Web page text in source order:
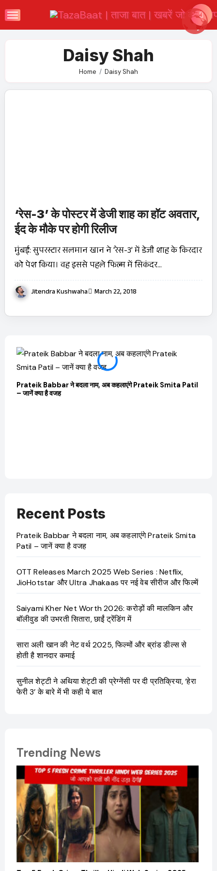
to
Daisy Shah
Home Daisy Shah
‘रेस-3’के पोस्टर में डेजी शाह का हॉट अवतार,
ईद के मौके पर होगी रिलीज
मुंबई: सुपरस्टार सलमान खान ने ‘रेस-3’ में डेजी शाह के किरदार
को पेश किया। वह इससे पहले फिल्म में सिकंदर…
Jitendra Kushwaha March 22, 2018
Prateik Babbar ने बदला नाम, अब कहलाएंगे Prateik Smita Patil
– जानें क्या है वजह
Recent Posts
Prateik Babbar ने बदला नाम, अब कहलाएंगे Prateik Smita
Patil – जानें क्या है वजह
OTT Releases March 2025 Web Series : Netflix,
JioHotstar और Ultra Jhakaas पर नई वेब सीरीज और फिल्में
Saiyami Kher Net Worth 2026: करोड़ों की मालकिन और
बॉलीवुड की उभरती सितारा, छाईं ट्रेंडिंग में
सारा अली खान की नेट वर्थ 2025, फिल्मों और ब्रांड डील्स से
होती है शानदार कमाई
सुनील शेट्टी ने अथिया शेट्टी की प्रेग्नेंसी पर दी प्रतिक्रिया, ‘हेरा
फेरी 3’ के बारे में भी कही ये बात
Trending News